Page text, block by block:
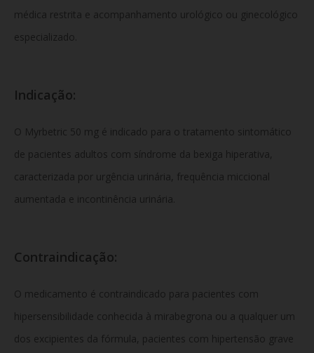
médica restrita e acompanhamento urológico ou ginecológico
especializado.
Indicação:
O Myrbetric 50 mg é indicado para o tratamento sintomático
de pacientes adultos com síndrome da bexiga hiperativa,
caracterizada por urgência urinária, frequência miccional
aumentada e incontinência urinária.
Contraindicação:
O medicamento é contraindicado para pacientes com
hipersensibilidade conhecida à mirabegrona ou a qualquer um
dos excipientes da fórmula, pacientes com hipertensão grave